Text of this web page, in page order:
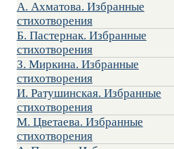
А. Ахматова. Избранные
стихотворения
Б. Пастернак. Избранные
стихотворения
З. Миркина. Избранные
стихотворения
И. Ратушинская. Избранные
стихотворения
М. Цветаева. Избранные
стихотворения